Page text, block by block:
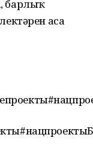
барлыҡ
аса